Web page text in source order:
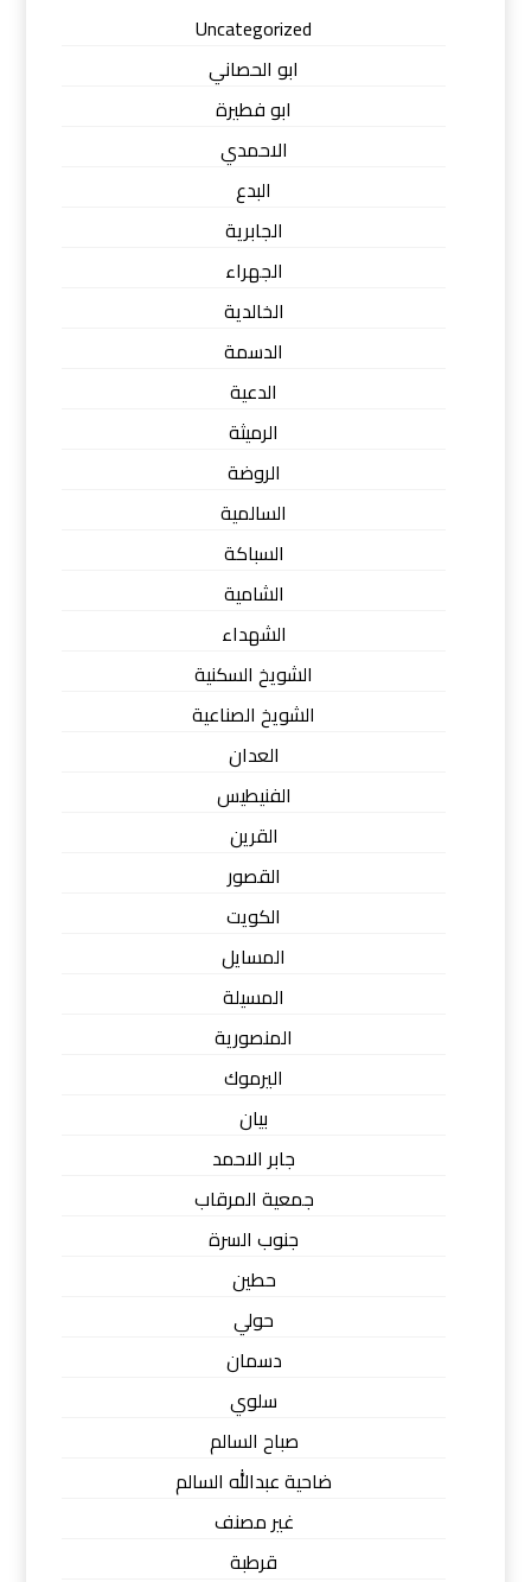
Uncategorized
ابو الحصاني
ابو فطيرة
الاحمدي
البدع
الجابرية
الجهراء
الخالدية
الدسمة
الدعية
الرميثة
الروضة
السالمية
السباكة
الشامية
الشهداء
الشويخ السكنية
الشويخ الصناعية
العدان
الفنيطيس
القرين
القصور
الكويت
المسايل
المسيلة
المنصورية
اليرموك
بيان
جابر الاحمد
جمعية المرقاب
جنوب السرة
حطين
حولي
دسمان
سلوي
صباح السالم
ضاحية عبدالله السالم
غير مصنف
قرطبة